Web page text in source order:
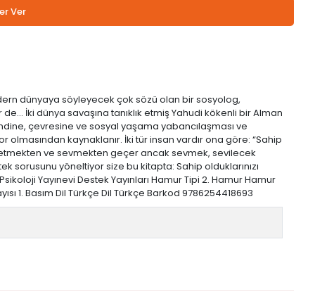
Ver
dünyaya söyleyecek çok sözü olan bir sosyolog,
İki dünya savaşına tanıklık etmiş Yahudi kökenli bir Alman
çevresine ve sosyal yaşama yabancılaşması ve
kaynaklanır. İki tür insan vardır ona göre: “Sahip
ve sevmekten geçer ancak sevmek, sevilecek
sorusunu yöneltiyor size bu kitapta: Sahip olduklarınızı
Yayınevi Destek Yayınları Hamur Tipi 2. Hamur Hamur
1. Basım Dil Türkçe Dil Türkçe Barkod 9786254418693